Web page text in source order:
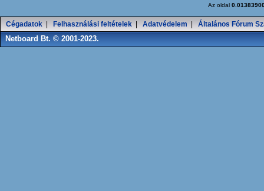
Az oldal
Cégadatok Felhasználási feltételek Adatvédelem Általános Fórum
Netboard Bt. © 2001-2023.